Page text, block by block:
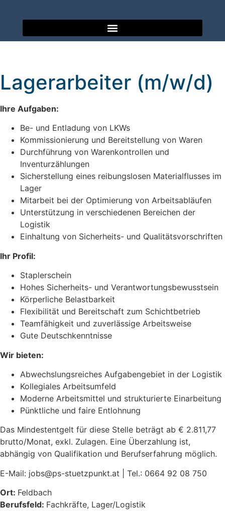
Lagerarbeiter (m/w/d)
Ihre Aufgaben:
Be- und Entladung von LKWs
Kommissionierung und Bereitstellung von Waren
Durchführung von Warenkontrollen und
Inventurzählungen
Sicherstellung eines reibungslosen Materialflusses im
Lager
Mitarbeit bei der Optimierung von Arbeitsabläufen
Unterstützung in verschiedenen Bereichen der
Logistik
Einhaltung von Sicherheits- und Qualitätsvorschriften
Ihr Profil:
Staplerschein
Hohes Sicherheits- und Verantwortungsbewusstsein
Körperliche Belastbarkeit
Flexibilität und Bereitschaft zum Schichtbetrieb
Teamfähigkeit und zuverlässige Arbeitsweise
Gute Deutschkenntnisse
Wir bieten:
Abwechslungsreiches Aufgabengebiet in der Logistik
Kollegiales Arbeitsumfeld
Moderne Arbeitsmittel und strukturierte Einarbeitung
Pünktliche und faire Entlohnung
Das Mindestentgelt für diese Stelle beträgt ab € 2.811,77
brutto/Monat, exkl. Zulagen. Eine Überzahlung ist,
abhängig von Qualifikation und Berufserfahrung möglich.
E-Mail: jobs@ps-stuetzpunkt.at | Tel.: 0664 92 08 750
Ort: Feldbach
Berufsfeld: Fachkräfte Lager/Logistik